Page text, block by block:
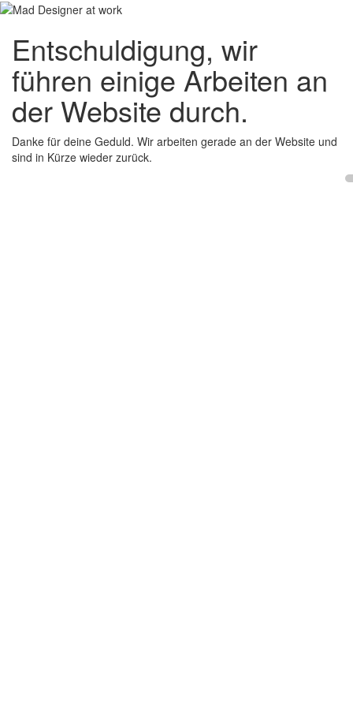
Entschuldigung, wir
führen einige Arbeiten an
der Website durch.
Danke für deine Geduld. Wir arbeiten gerade an der Website und
sind in Kürze wieder zurück.